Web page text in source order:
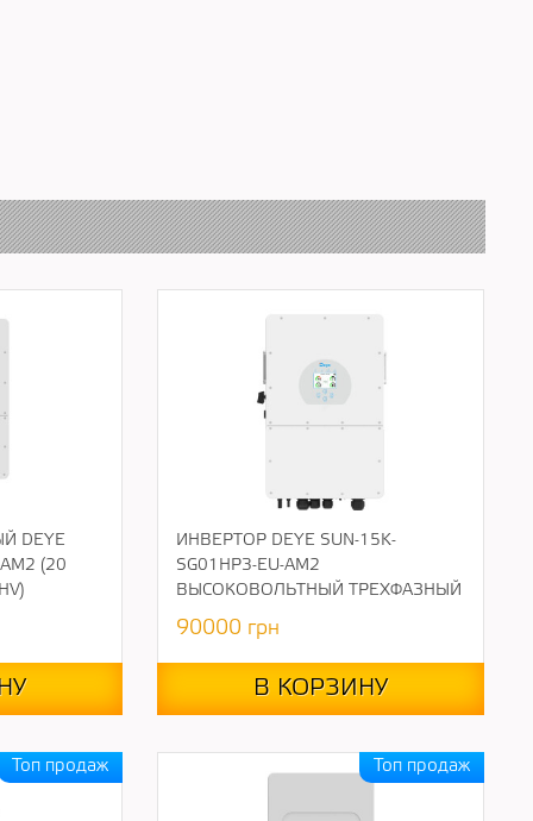
DEYE
(20
ИНВЕРТОР DEYE SUN-15K-
SG01HP3-EU-AM2
ВЫСОКОВОЛЬТНЫЙ ТРЕХФАЗНЫЙ
90000 грн
В КОРЗИНУ